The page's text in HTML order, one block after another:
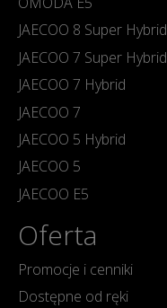
JAECOO 8 Super Hybrid
JAECOO 7 Super Hybrid
JAECOO 7 Hybrid
JAECOO 7
JAECOO 5 Hybrid
JAECOO 5
JAECOO E5
Oferta
Promocje i cenniki
Dostępne od ręki